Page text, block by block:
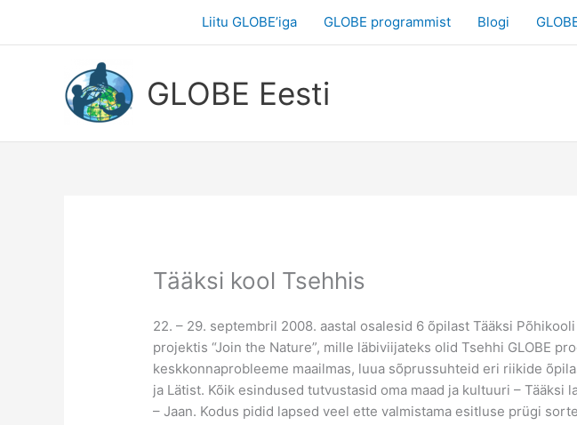
Liitu GLOBE’iga GLOBE programmist Blogi
GLOBE Eesti
Tääksi kool Tsehhis
22. – 29. septembril 2008. aastal osalesid 6 õpilast Tääksi
projektis “Join the Nature”, mille läbiviijateks olid Tsehhi GLOBE
keskkonnaprobleeme maailmas, luua sõprussuhteid eri riikide
ja Lätist. Kõik esindused tutvustasid oma maad ja kultuuri –
– Jaan. Kodus pidid lapsed veel ette valmistama esitluse prügi